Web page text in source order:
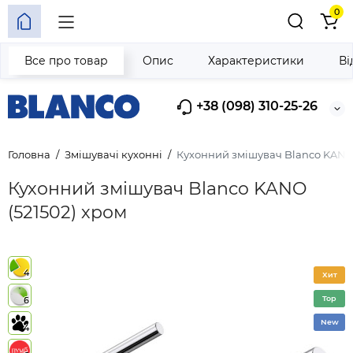
+38 (098) 310-25-26
0
Головна Змішувачі кухонні Кухонний змішувач Blanco
Кухонний змішувач Blanco KANO
(521502) хром
Все про товар Опис Характеристики
4
6
4
Хит
Top
New